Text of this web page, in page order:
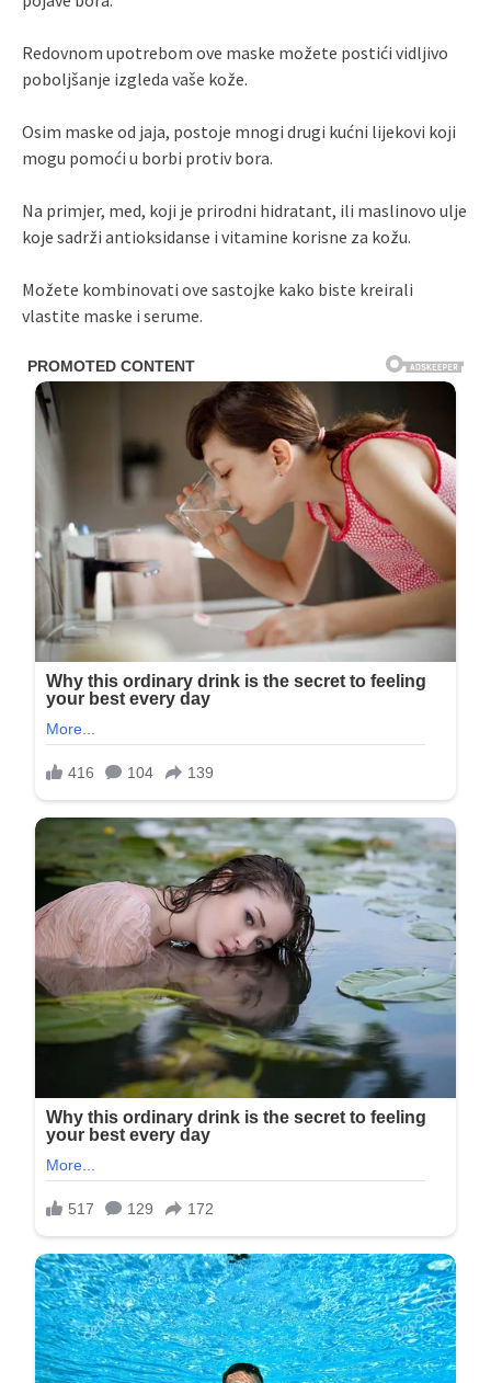
Redovnom upotrebom ove maske možete postići vidljivo
poboljšanje izgleda vaše kože.
Osim maske od jaja, postoje mnogi drugi kućni lijekovi koji
mogu pomoći u borbi protiv bora.
Na primjer, med, koji je prirodni hidratant, ili maslinovo ulje
koje sadrži antioksidanse i vitamine korisne za kožu.
Možete kombinovati ove sastojke kako biste kreirali
vlastite maske i serume.